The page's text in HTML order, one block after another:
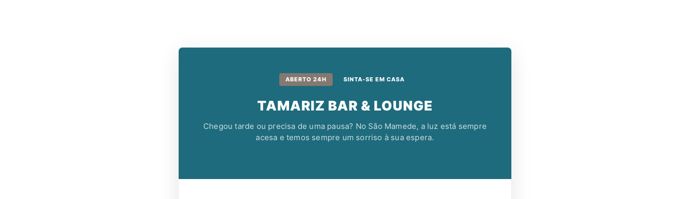
ABERTO 24H SINTA-SE EM CASA
TAMARIZ BAR & LOUNGE
Chegou tarde ou precisa de uma pausa? No São Mamede, a luz está sempre
acesa e temos sempre um sorriso à sua espera.